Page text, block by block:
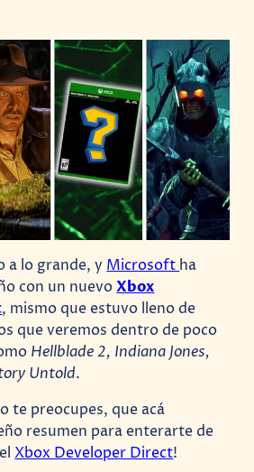
a lo grande, y Microsoft ha
con un nuevoXbox
, mismo que estuvo lleno de
que veremos dentro de poco
Hellblade 2, Indiana Jones,
Untold.
te preocupes, que acá
resumen para enterarte de
Xbox Developer Direct!